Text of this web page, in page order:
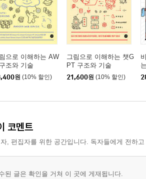
5 GAN을 활용한 화상 생성(DCGAN,
을 활용한 화상 생성 메커니즘과 DCGAN
의 손실함수, 학습, 생성
Attention GAN의 개요
Attention GAN의 학습, 생성
을 활용한 이상 화상 탐지 메커니즘
으로 이해하는 AW
조와 기술
원 (10% 할인)
그림으로 이해하는 챗G
PT 구조와 기술
21,600원 (10% 할인)
코멘트
, 편집자를 위한 공간입니다. 독자들에게 전하
된 글은 확인을 거쳐 이 곳에 게재됩니다.